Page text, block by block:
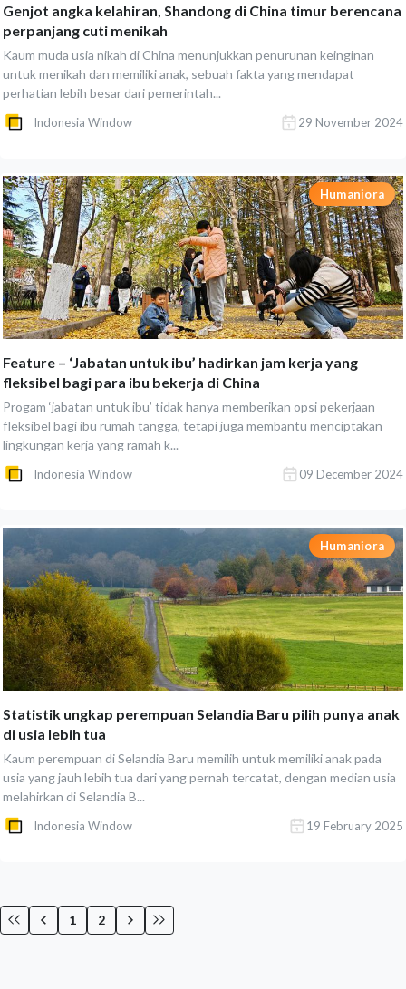
Genjot angka kelahiran, Shandong di China timur berencana
perpanjang cuti menikah
Kaum muda usia nikah di China menunjukkan penurunan keinginan
untuk menikah dan memiliki anak, sebuah fakta yang mendapat
perhatian lebih besar dari pemerintah...
Indonesia Window 29 November 2024
Humaniora
Feature – ‘Jabatan untuk ibu’ hadirkan jam kerja yang
fleksibel bagi para ibu bekerja di China
Progam ‘jabatan untuk ibu’ tidak hanya memberikan opsi pekerjaan
fleksibel bagi ibu rumah tangga, tetapi juga membantu menciptakan
lingkungan kerja yang ramah k...
Indonesia Window 09 December 2024
Humaniora
Statistik ungkap perempuan Selandia Baru pilih punya anak
di usia lebih tua
Kaum perempuan di Selandia Baru memilih untuk memiliki anak pada
usia yang jauh lebih tua dari yang pernah tercatat, dengan median usia
melahirkan di Selandia B...
Indonesia Window 19 February 2025
1 2